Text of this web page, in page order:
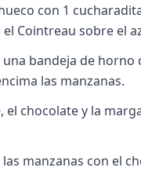
con 1
Cointreau sobre el
bandeja de horno
las manzanas.
el chocolate y la
manzanas con el